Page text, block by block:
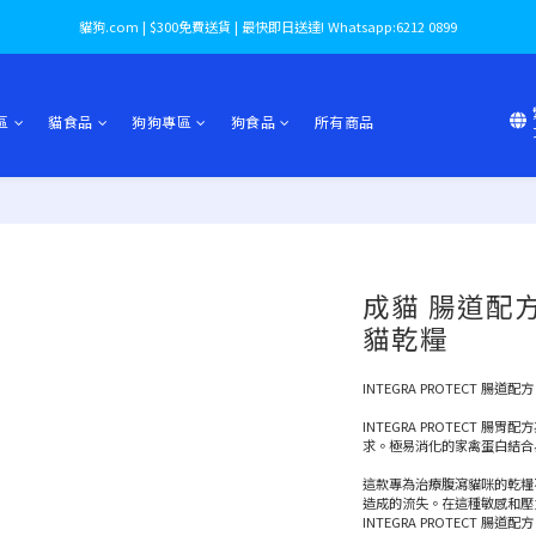
貓狗.com | $300免費送貨 | 最快即日送達! Whatsapp:6212 0899
貓食品 狗狗專區 狗食品 所有商品
成貓 腸道配
貓乾糧
INTEGRA PROTECT 腸道配
INTEGRA PROTECT 腸胃配
求。極易消化的家禽蛋白結
這款專為治療腹瀉貓咪的乾
造成的流失。在這種敏感和
INTEGRA PROTECT 腸道配